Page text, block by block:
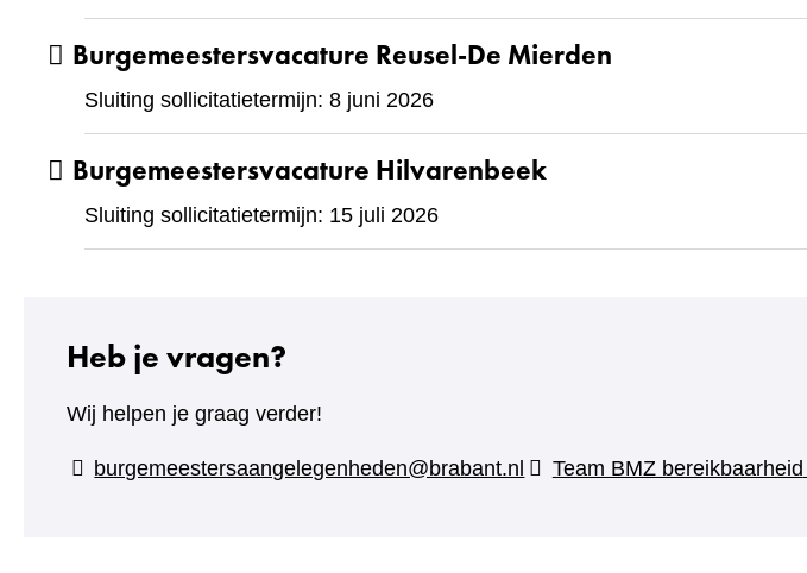
Burgemeestersvacature Reusel-De Mierden
Sluiting sollicitatietermijn: 8 juni 2026
Burgemeestersvacature Hilvarenbeek
Sluiting sollicitatietermijn: 15 juli 2026
Heb je vragen?
Wij helpen je graag verder!
burgemeestersaangelegenheden@brabant.nl Team BMZ bereikbaarheid